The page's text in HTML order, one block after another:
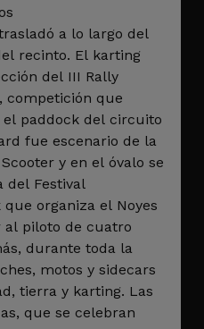
a lo largo del
recinto. El karting
del III Rally
competición que
el paddock del circuito
fue escenario de la
y en el óvalo se
del Festival
organiza el Noyes
al piloto de cuatro
durante toda la
motos y sidecars
tierra y karting. Las
que se celebran